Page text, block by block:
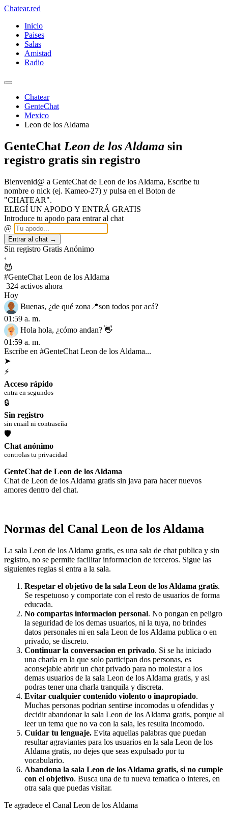
Chatear.red
Inicio
Paises
Salas
Amistad
Radio
Chatear
GenteChat
Mexico
Leon de los Aldama
GenteChat Leon de los Aldama sin
registro gratis sin registro
Bienvenid@ a GenteChat de Leon de los Aldama, Escribe tu
nombre o nick (ej. Kameo-27) y pulsa en el Boton de
"CHATEAR".
ELEGÍ UN APODO Y ENTRÁ GRATIS
Introduce tu apodo para entrar al chat
@
Entrar al chat →
Sin registro Gratis Anónimo
‹
😈
#GenteChat Leon de los Aldama
324 activos ahora
Hoy
Buenas, ¿de qué zona📍son todos por acá?
01:59 a. m.
Hola hola, ¿cómo andan? 👋
01:59 a. m.
Escribe en #GenteChat Leon de los Aldama...
➤
⚡
Acceso rápido
entra en segundos
🔒
Sin registro
sin email ni contraseña
🛡
Chat anónimo
controlas tu privacidad
GenteChat de Leon de los Aldama
Chat de Leon de los Aldama gratis sin java para hacer nuevos
amores dentro del chat.
Normas del Canal Leon de los Aldama
La sala Leon de los Aldama gratis, es una sala de chat publica y sin
registro, no se permite facilitar informacion de terceros. Sigue las
siguientes reglas si entra a la sala.
Respetar el objetivo de la sala Leon de los Aldama gratis.
Se respetuoso y comportate con el resto de usuarios de forma
educada.
No compartas informacion personal. No pongan en peligro
la seguridad de los demas usuarios, ni la tuya, no brindes
datos personales ni en sala Leon de los Aldama publica o en
privado, se discreto.
Continuar la conversacion en privado. Si se ha iniciado
una charla en la que solo participan dos personas, es
aconsejable abrir un chat privado para no molestar a los
demas usuarios de la sala Leon de los Aldama gratis, y asi
podras tener una charla tranquila y discreta.
Evitar cualquier contenido violento o inapropiado.
Muchas personas podrian sentirse incomodas u ofendidas y
decidir abandonar la sala Leon de los Aldama gratis, porque al
leer un tema que no va con la sala, les resulta incomodo.
Cuidar tu lenguaje. Evita aquellas palabras que puedan
resultar agraviantes para los usuarios en la sala Leon de los
Aldama gratis, no dejes que seas expulsado por tu
vocabulario.
Abandona la sala Leon de los Aldama gratis, si no cumple
con el objetivo. Busca una de tu nueva tematica o interes, en
otra sala que puedas visitar.
Te agradece el Canal Leon de los Aldama